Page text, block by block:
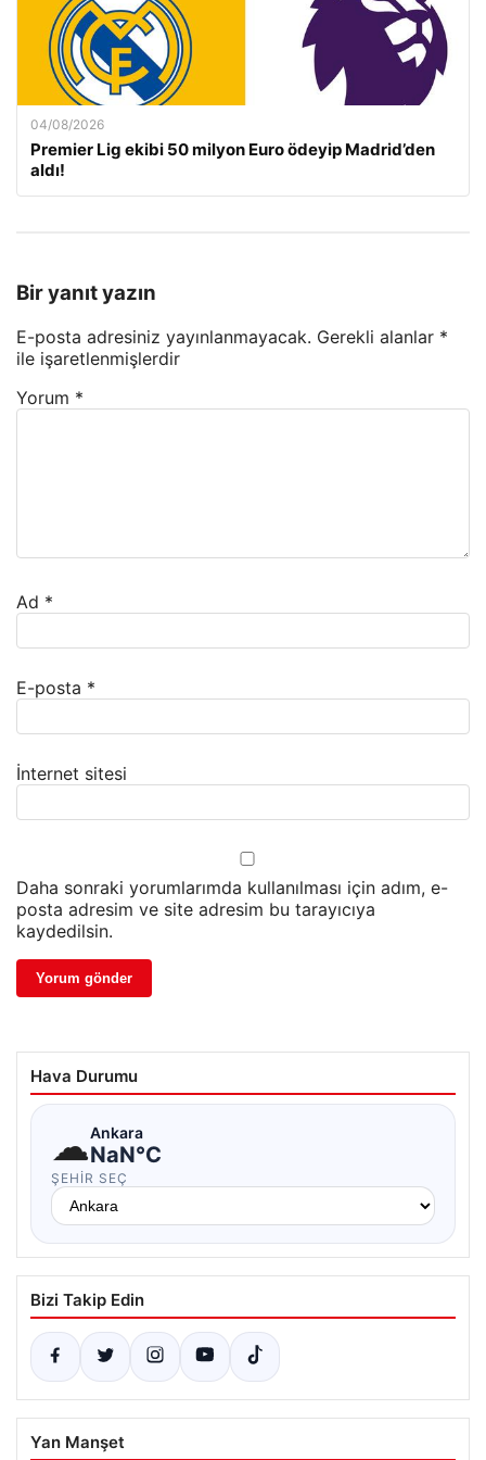
04/08/2026
Premier Lig ekibi 50 milyon Euro ödeyip Madrid’den
aldı!
Bir yanıt yazın
E-posta adresiniz yayınlanmayacak. Gerekli alanlar *
ile işaretlenmişlerdir
Yorum *
Ad *
E-posta *
İnternet sitesi
Daha sonraki yorumlarımda kullanılması için adım, e-
posta adresim ve site adresim bu tarayıcıya
kaydedilsin.
Hava Durumu
☁Ankara
NaN°C
ŞEHIR SEÇ
Bizi Takip Edin
Yan Manşet